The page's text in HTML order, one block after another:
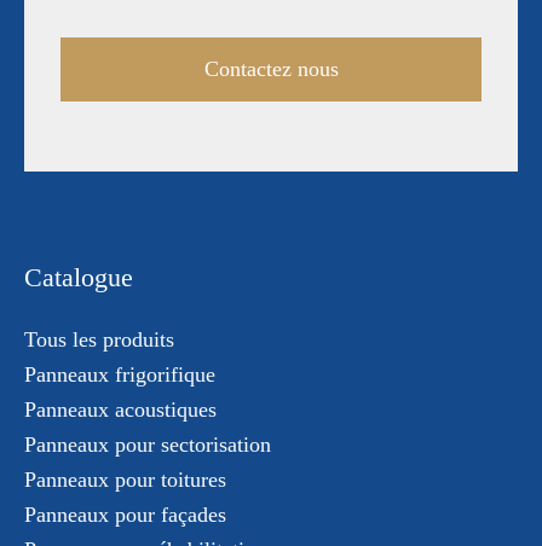
Contactez nous
Catalogue
Tous les produits
Panneaux frigorifique
Panneaux acoustiques
Panneaux pour sectorisation
Panneaux pour toitures
Panneaux pour façades